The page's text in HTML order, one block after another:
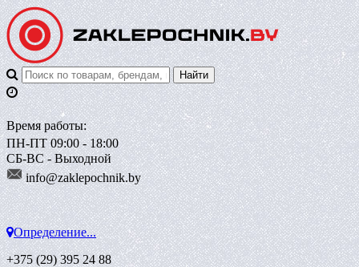
Время работы:
ПН-ПТ 09:00 - 18:00
СБ-ВС - Выходной
info@zaklepochnik.by
Определение...
+375 (29)395 24 88